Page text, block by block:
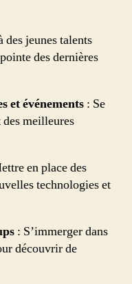
des jeunes talents
des dernières
et événements : Se
meilleures
en place des
technologies et
: S’immerger dans
découvrir de